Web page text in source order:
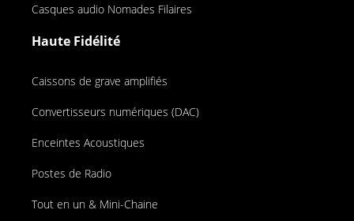
Casques audio Nomades Filaires
Haute Fidélité
Caissons de grave amplifiés
Convertisseurs numériques (DAC)
Enceintes Acoustiques
Postes de Radio
Tout en un & Mini-Chaine